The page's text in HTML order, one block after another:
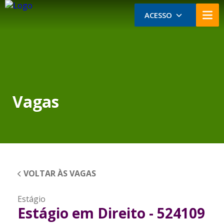
ACESSO
Vagas
VOLTAR ÀS VAGAS
Estágio
Estágio em Direito - 524109